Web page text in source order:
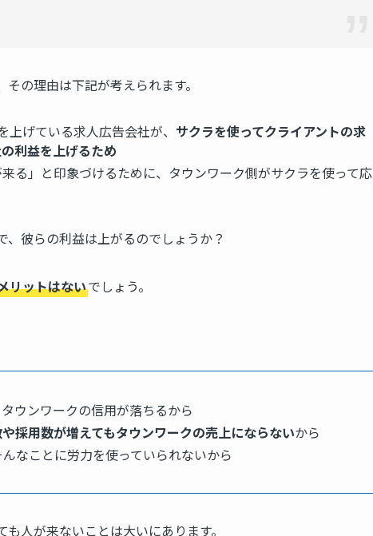
の理由は下記が考えられます。
上げている求人広告会社が、 サクラを使ってクライアントの求
利益を上げるため
る」と印象づけるために、タウンワーク側がサクラを使って応
彼らの利益は上がるのでしょうか？
リットはないでしょう。
ウンワークの信用が落ちるから
採用数が増えてもタウンワークの売上にならないから
なことに労力を使っていられないから
人が来ないことは大いにあります。